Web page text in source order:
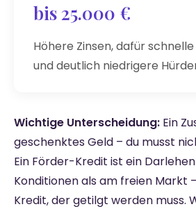
bis 25.000 €
Höhere Zinsen, dafür
und deutlich niedrigere
Wichtige Unterscheidung: Ein
geschenktes Geld – du musst
Ein Förder-Kredit ist ein
Konditionen als am freien Markt
Kredit, der getilgt werden muss.